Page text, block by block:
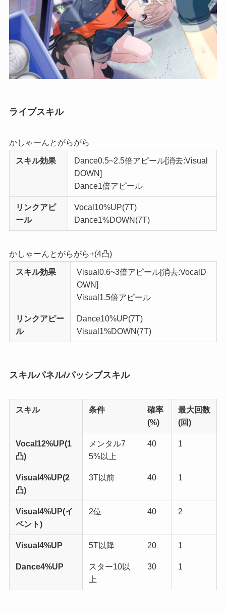
ライブスキル
かしゃーんとがらがら
スキル効果 Dance0.5~2.5倍アピール[消去:Visual
DOWN]
Dance1倍アピール
リンクアピ
ール
Vocal 10%UP(7T)
Dance1%DOWN(7T)
かしゃーんとがらがら+(4凸)
スキル効果 Visual 0.6~3倍アピール[消去:Vocal D
OWN]
Visual 1.5倍アピール
リンクアピー
ル
Dance10%UP(7T)
Visual 1%DOWN(7T)
スキルパネル/パッシブスキル
スキル 条件
確率
(%)
最大回数
(回)
Vocal 12%UP(1
凸)
メンタル7
5%以上
40 1
Visual 4%UP(2
凸)
3T以前 40 1
Visual 4%UP(イ
ベント)
2位 40 2
Visual 4%UP 5T以降 20 1
Dance4%UP
スター10以
上
30 1